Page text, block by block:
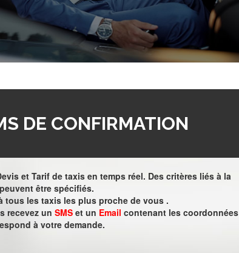
DE CONFIRMATION
et Tarif de taxis en temps réel. Des critères liés à la
être spécifiés.
tous les taxis les plus proche de vous .
recevez un SMS et un Email contenant les coordonnées
à votre demande.